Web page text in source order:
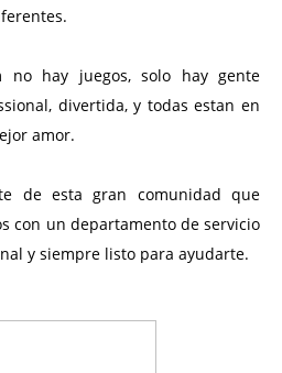
no hay juegos, solo hay gente
divertida, y todas estan en
amor.
de esta gran comunidad que
con un departamento de servicio
y siempre listo para ayudarte.